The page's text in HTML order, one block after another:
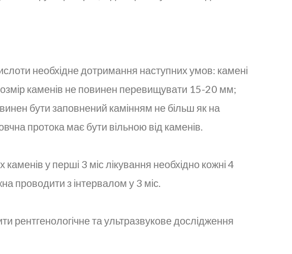
необхідне дотримання наступних умов: камені
каменів не повинен перевищувати 15-20 мм;
бути заповнений камінням не більш як на
протока має бути вільною від каменів.
у перші 3 міс лікування необхідно кожні 4
проводити з інтервалом у 3 міс.
рентгенологічне та ультразвукове дослідження